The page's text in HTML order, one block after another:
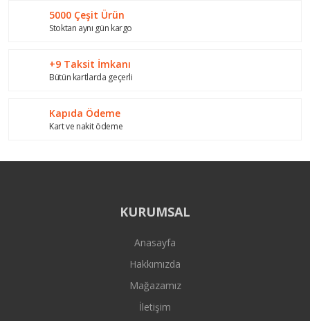
Bu ürüne benzer farklı alternatifler olmalı.
5000 Çeşit Ürün
Stoktan aynı gün kargo
+9 Taksit İmkanı
Bütün kartlarda geçerli
Kapıda Ödeme
Kart ve nakit ödeme
KURUMSAL
Anasayfa
Hakkımızda
Mağazamız
İletişim